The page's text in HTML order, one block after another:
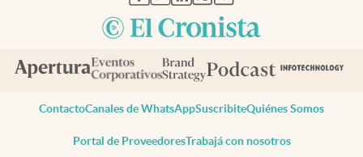
ContactoCanales de WhatsAppSuscribiteQuiénes Somos
Portal de ProveedoresTrabajá con nosotros